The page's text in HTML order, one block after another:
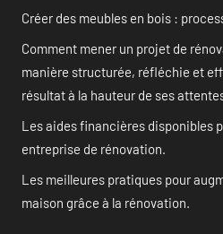
Créer des meubles en bois :
Comment mener un projet de
manière structurée, réfléchie et
résultat à la hauteur de ses
Les aides financières disponibles
entreprise de rénovation.
Les meilleures pratiques pour
maison grâce à la rénovation.